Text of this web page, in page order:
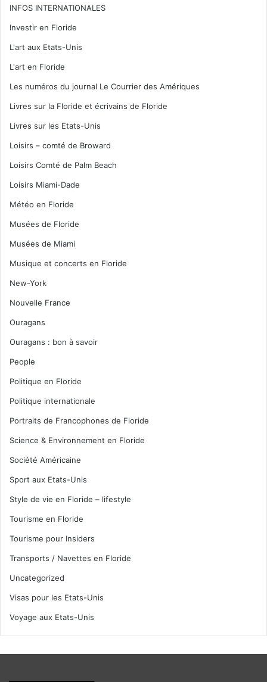
INFOS INTERNATIONALES
Investir en Floride
L'art aux Etats-Unis
L'art en Floride
Les numéros du journal Le Courrier des Amériques
Livres sur la Floride et écrivains de Floride
Livres sur les Etats-Unis
Loisirs – comté de Broward
Loisirs Comté de Palm Beach
Loisirs Miami-Dade
Météo en Floride
Musées de Floride
Musées de Miami
Musique et concerts en Floride
New-York
Nouvelle France
Ouragans
Ouragans : bon à savoir
People
Politique en Floride
Politique internationale
Portraits de Francophones de Floride
Science & Environnement en Floride
Société Américaine
Sport aux Etats-Unis
Style de vie en Floride – lifestyle
Tourisme en Floride
Tourisme pour Insiders
Transports / Navettes en Floride
Uncategorized
Visas pour les Etats-Unis
Voyage aux Etats-Unis